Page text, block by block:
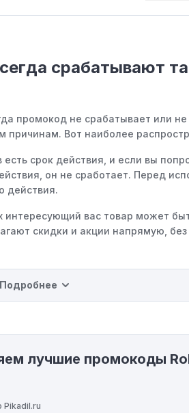
срабатывают
промокод не срабатывает или
причинам. Вот наиболее
срок действия, и если вы
он не сработает. Перед
действия.
интересующий вас товар может
скидки и акции напрямую, без
Некоторые промокоды
или категории. Если вы
он не сработает.
не сработает.
Если вы находитесь за
Подробнее
лучшие промокоды
Pikadil.ru